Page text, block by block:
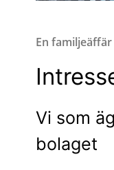
En familjeäffär
Vi som
bolaget